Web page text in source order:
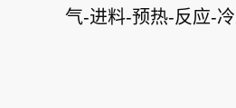
气-进料-预热-反应-